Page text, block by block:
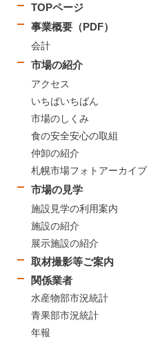
TOPページ
事業概要（PDF）
会計
市場の紹介
アクセス
いちばいちばん
市場のしくみ
食の安全安心の取組
仲卸の紹介
札幌市場フォトアーカイブ
市場の見学
施設見学の利用案内
施設の紹介
展示施設の紹介
取材撮影等ご案内
関係業者
水産物部市況統計
青果部市況統計
年報